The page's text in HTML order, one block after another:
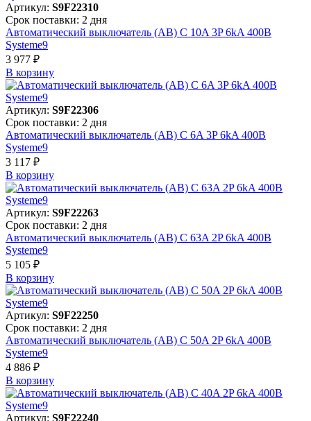
Артикул: S9F22310
Срок поставки: 2 дня
Автоматический выключатель (АВ) C 10A 3P 6kA 400В
Systeme9
3 977 ₽
В корзинy
Артикул: S9F22306
Срок поставки: 2 дня
Автоматический выключатель (АВ) C 6A 3P 6kA 400В
Systeme9
3 117 ₽
В корзинy
Артикул: S9F22263
Срок поставки: 2 дня
Автоматический выключатель (АВ) C 63A 2P 6kA 400В
Systeme9
5 105 ₽
В корзинy
Артикул: S9F22250
Срок поставки: 2 дня
Автоматический выключатель (АВ) C 50A 2P 6kA 400В
Systeme9
4 886 ₽
В корзинy
Артикул: S9F22240